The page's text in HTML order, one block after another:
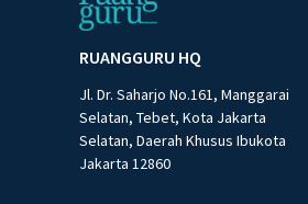
RUANGGURU HQ
Jl. Dr. Saharjo No.161, Manggarai
Selatan, Tebet, Kota Jakarta
Selatan, Daerah Khusus Ibukota
Jakarta 12860